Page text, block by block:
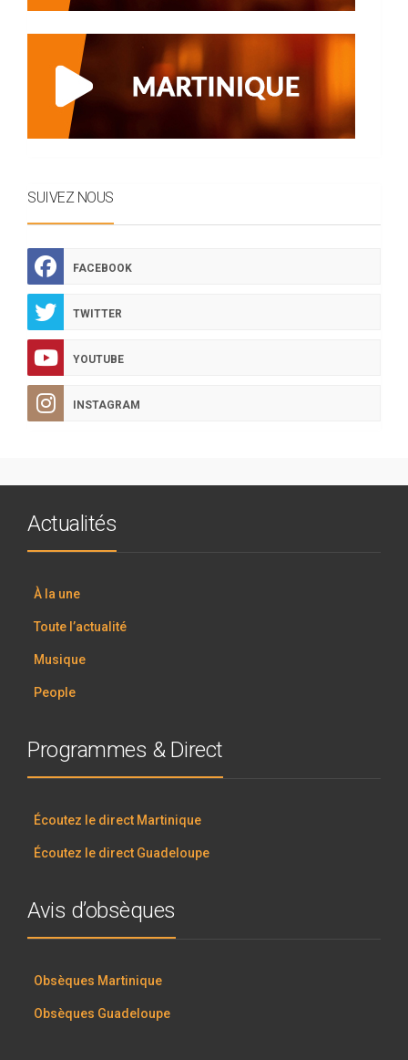
SUIVEZ NOUS
FACEBOOK
TWITTER
YOUTUBE
INSTAGRAM
Actualités
À la une
Toute l’actualité
Musique
People
Programmes & Direct
Écoutez le direct Martinique
Écoutez le direct Guadeloupe
Avis d’obsèques
Obsèques Martinique
Obsèques Guadeloupe